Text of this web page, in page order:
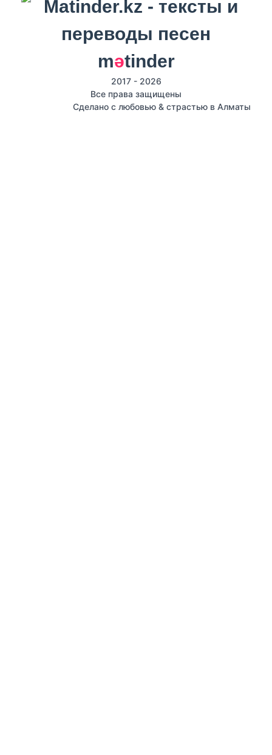
mәtinder
2017 - 2026
Все права защищены
Сделано с любовью & страстью в Алматы